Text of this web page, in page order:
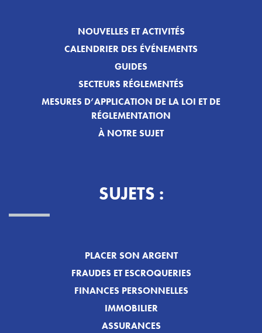
NOUVELLES ET ACTIVITÉS
CALENDRIER DES ÉVÉNEMENTS
GUIDES
SECTEURS RÉGLEMENTÉS
MESURES D’APPLICATION DE LA LOI ET DE
RÉGLEMENTATION
À NOTRE SUJET
SUJETS :
PLACER SON ARGENT
FRAUDES ET ESCROQUERIES
FINANCES PERSONNELLES
IMMOBILIER
ASSURANCES